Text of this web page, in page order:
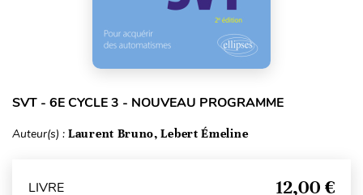
SVT - 6E CYCLE 3 - NOUVEAU PROGRAMME
Auteur(s) : Laurent Bruno, Lebert Émeline
LIVRE 12,00 €